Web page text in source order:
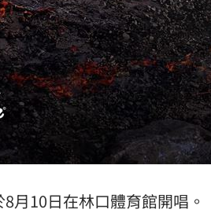
月10日在林口體育館開唱。